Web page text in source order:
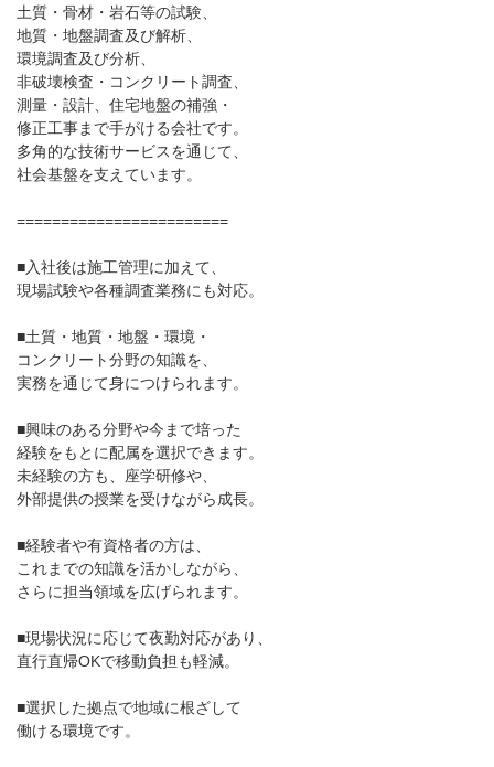
土質・骨材・岩石等の試験、
地質・地盤調査及び解析、
環境調査及び分析、
非破壊検査・コンクリート調査、
測量・設計、住宅地盤の補強・
修正工事まで手がける会社です。
多角的な技術サービスを通じて、
社会基盤を支えています。
========================
■入社後は施工管理に加えて、
現場試験や各種調査業務にも対応。
■土質・地質・地盤・環境・
コンクリート分野の知識を、
実務を通じて身につけられます。
■興味のある分野や今まで培った
経験をもとに配属を選択できます。
未経験の方も、座学研修や、
外部提供の授業を受けながら成長。
■経験者や有資格者の方は、
これまでの知識を活かしながら、
さらに担当領域を広げられます。
■現場状況に応じて夜勤対応があり、
直行直帰OKで移動負担も軽減。
■選択した拠点で地域に根ざして
働ける環境です。